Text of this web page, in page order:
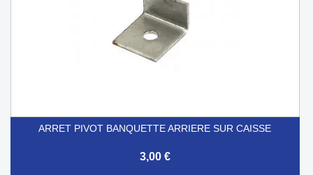
ARRET PIVOT BANQUETTE ARRIERE SUR CAISSE
3,00 €